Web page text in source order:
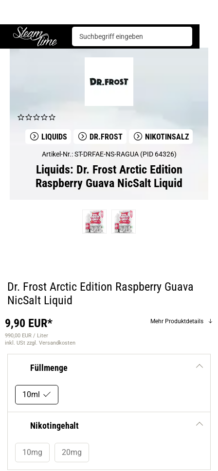
Steam time
Liquids Dr. Frost Arctic Edition Raspberry Guava NicSalt Liquid
LIQUIDS DR.FROST NIKOTINSALZ
Artikel-Nr.: ST-DRFAE-NS-RAGUA (PID 64326)
Liquids: Dr. Frost Arctic Edition
Raspberry Guava NicSalt Liquid
Dr. Frost Arctic Edition Raspberry Guava
NicSalt Liquid
9,90 EUR*
990,00 EUR / Liter
inkl. USt zzgl. Versandkosten
Mehr Produktdetails
Füllmenge
10ml
Nikotingehalt
10mg 20mg